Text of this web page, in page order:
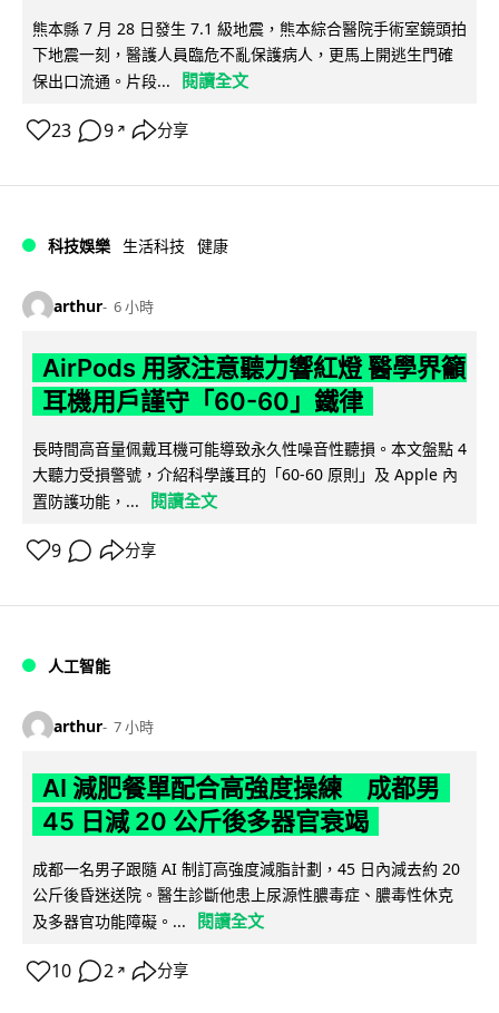
熊本縣 7 月 28 日發生 7.1 級地震，熊本綜合醫院手術室鏡頭拍
下地震一刻，醫護人員臨危不亂保護病人，更馬上開逃生門確
保出口流通。片段...
閱讀全文
23 9 ↗ 分享
科技娛樂 生活科技 健康
arthur 6 小時
AirPods 用家注意聽力響紅燈 醫學界籲
耳機用戶謹守「60-60」鐵律
長時間高音量佩戴耳機可能導致永久性噪音性聽損。本文盤點 4
大聽力受損警號，介紹科學護耳的「60-60 原則」及 Apple 內
置防護功能，...
閱讀全文
9 分享
人工智能
arthur 7 小時
AI 減肥餐單配合高強度操練 成都男
45 日減 20 公斤後多器官衰竭
成都一名男子跟隨 AI 制訂高強度減脂計劃，45 日內減去約 20
公斤後昏迷送院。醫生診斷他患上尿源性膿毒症、膿毒性休克
及多器官功能障礙。...
閱讀全文
10 2 ↗ 分享